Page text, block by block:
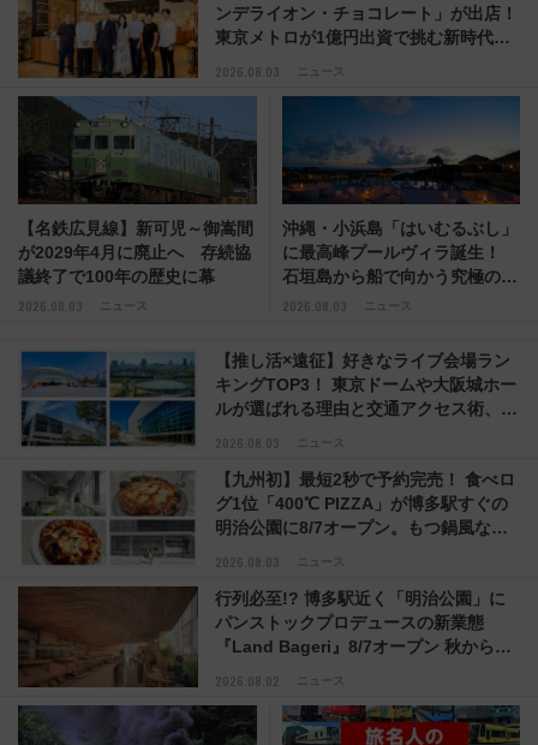
2026.08.03 ニュース
ンデライオン・チョコレート」が出店！
東京メトロが1億円出資で挑む新時代の
2026.08.03 ニュース
【名鉄広見線】新可児～御嵩間
が2029年4月に廃止へ 存続協
議終了で100年の歴史に幕
2026.08.03 ニュース
沖縄・小浜島「はいむるぶし」
に最高峰プールヴィラ誕生！
石垣島から船で向かう究極のご
褒美旅「何もしない贅沢」を体
2026.08.03 ニュース
【推し活×遠征】好きなライブ会場ラン
キングTOP3！ 東京ドームや大阪城ホー
ルが選ばれる理由と交通アクセス術、ラ
2026.08.03 ニュース
【九州初】最短2秒で予約完売！ 食べロ
グ1位「400℃ PIZZA」が博多駅すぐの
明治公園に8/7オープン。もつ鍋風など
2026.08.02 ニュース
行列必至!? 博多駅近く「明治公園」に
パンストックプロデュースの新業態
『Land Bageri』8/7オープン 秋からは